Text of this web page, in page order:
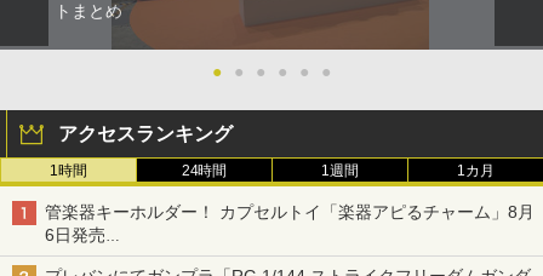
トまとめ
● ● ● ● ● ●
アクセスランキング
1時間 24時間 1週間 1カ月
管楽器キーホルダー！ カプセルトイ「楽器アピるチャーム」8月
6日発売
チューバ、テナサクなど5種各3色